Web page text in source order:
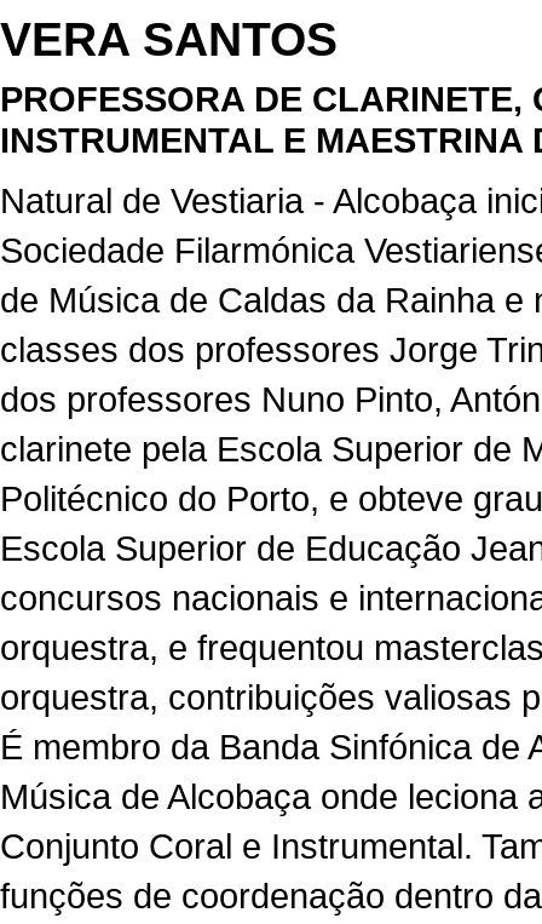
VERA SANTOS
PROFESSORA DE
INSTRUMENTAL E
Natural de Vestiaria - Alcobaça
Sociedade Filarmónica
de Música de Caldas da Rainha
classes dos professores Jorge
dos professores Nuno Pinto,
clarinete pela Escola Superior de
Politécnico do Porto, e obteve
Escola Superior de Educação
concursos nacionais e
orquestra, e frequentou
orquestra, contribuições valiosas
É membro da Banda Sinfónica de
Música de Alcobaça onde leciona
Conjunto Coral e Instrumental.
funções de coordenação dentro